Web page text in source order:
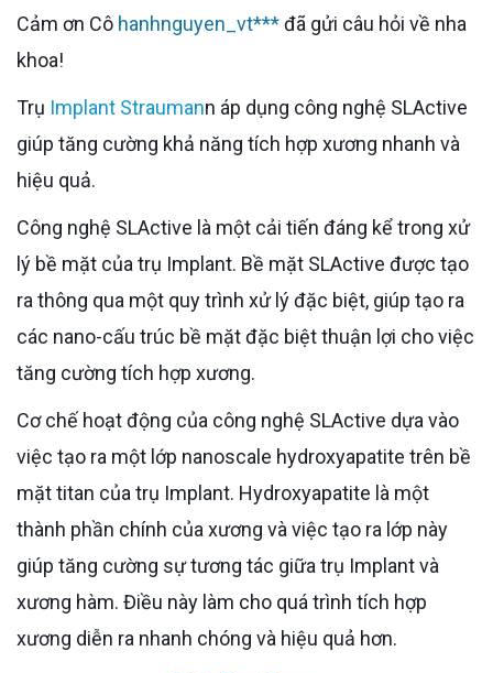
Cảm ơn Cô hanhnguyen_vt***đã gửi câu hỏi về nha
khoa!
Trụ Implant Straumann áp dụng công nghệ SLActive
giúp tăng cường khả năng tích hợp xương nhanh và
hiệu quả.
Công nghệ SLActive là một cải tiến đáng kể trong xử
lý bề mặt của trụ Implant. Bề mặt SLActive được tạo
ra thông qua một quy trình xử lý đặc biệt, giúp tạo ra
các nano-cấu trúc bề mặt đặc biệt thuận lợi cho việc
tăng cường tích hợp xương.
Cơ chế hoạt động của công nghệ SLActive dựa vào
việc tạo ra một lớp nanoscale hydroxyapatite trên bề
mặt titan của trụ Implant. Hydroxyapatite là một
thành phần chính của xương và việc tạo ra lớp này
giúp tăng cường sự tương tác giữa trụ Implant và
xương hàm. Điều này làm cho quá trình tích hợp
xương diễn ra nhanh chóng và hiệu quả hơn.